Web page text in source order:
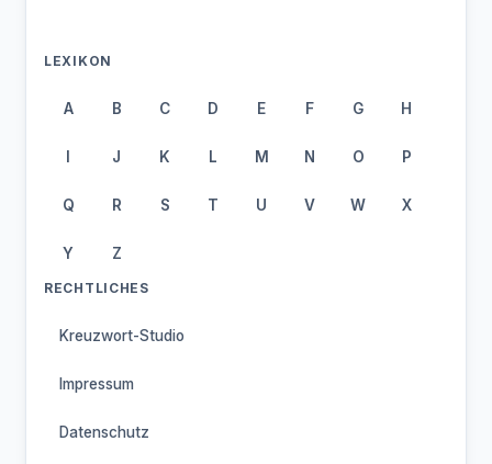
LEXIKON
A B C D E F G H
I J K L M N O P
Q R S T U V W X
Y Z
RECHTLICHES
Kreuzwort-Studio
Impressum
Datenschutz